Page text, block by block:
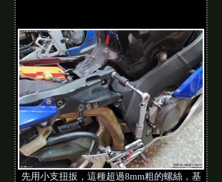
先用小支扭扳，這種超過8mm粗的螺絲，基